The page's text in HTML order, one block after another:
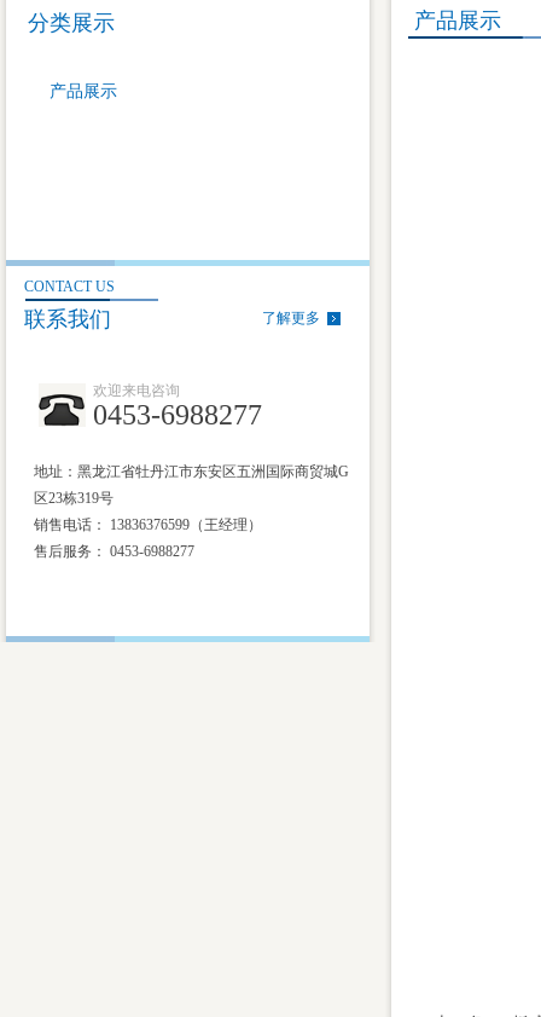
分类展示
产品展示
CONTACT US
联系我们 了解更多
欢迎来电咨询
0453-6988277
地址：黑龙江省牡丹江市东安区五洲国际商贸城G
区23栋319号
销售电话： 13836376599（王经理）
售后服务： 0453-6988277
产品展示